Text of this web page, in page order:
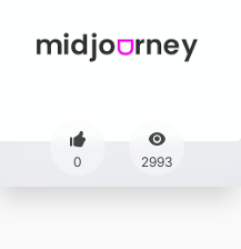
0 2993